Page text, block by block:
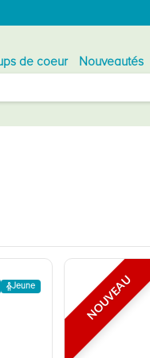
de coeur Nouveautés
Jeune NOUVEAU